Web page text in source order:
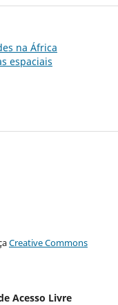
na África
espaciais
Creative Commons
Acesso Livre